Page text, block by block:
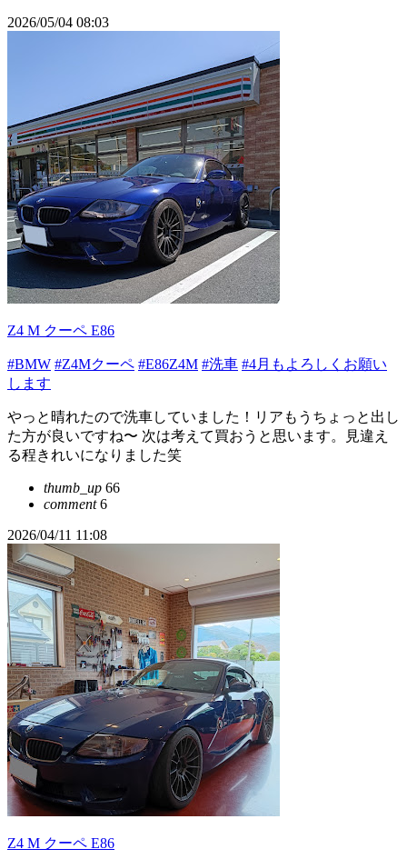
2026/05/04 08:03
Z4 M クーペ E86
#BMW #Z4Mクーペ #E86Z4M #洗車 #4月もよろしくお願い
します
やっと晴れたので洗車していました！リアもうちょっと出し
た方が良いですね〜 次は考えて買おうと思います。見違え
る程きれいになりました笑
thumb_up 66
comment6
2026/04/11 11:08
Z4 M クーペ E86